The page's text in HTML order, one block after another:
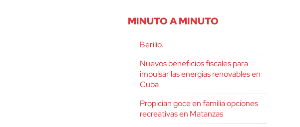
MINUTO A MINUTO
Berilio.
Nuevos beneficios fiscales para
impulsar las energías renovables en
Cuba
Propician goce en familia opciones
recreativas en Matanzas